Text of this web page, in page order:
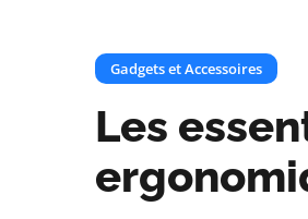
Gadgets et Accessoires
Les